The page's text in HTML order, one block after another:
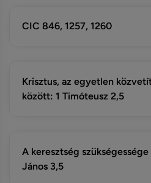
CIC 846, 1257, 1260
Krisztus, az egyetlen
között: 1 Timóteusz 2,5
A keresztség
János 3,5